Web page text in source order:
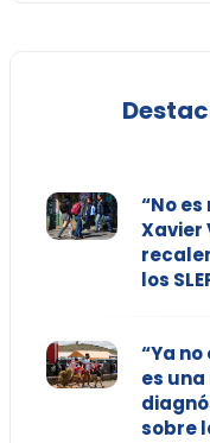
“No
Xavier
los
“Ya
es
sobre